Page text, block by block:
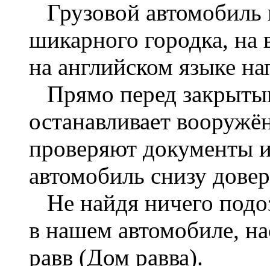
Грузовой автомобиль
шикарного городка, на
на английском языке
Прямо перед
останавливает
проверяют документы
автомобиль снизу
Не найдя ничего
в нашем автомобиле,
равв (Дом равва).